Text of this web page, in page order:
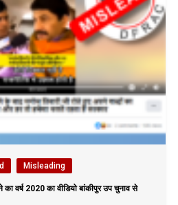
Misleading
वर्ष 2020 का वीडियो बांकीपुर उप चुनाव से